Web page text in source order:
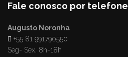
Fale conosco por telefone
Augusto Noronha
+55 81 991790550
Seg- Sex, 8h-18h